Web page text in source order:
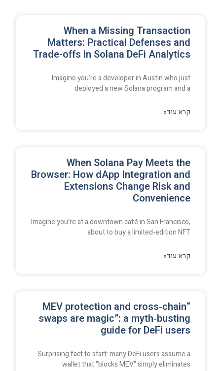
When a Missing Transaction
Matters: Practical Defenses and
Trade-offs in Solana DeFi Analytics
Imagine you’re a developer in Austin who just
deployed a new Solana program and a
קרא עוד»
When Solana Pay Meets the
Browser: How dApp Integration and
Extensions Change Risk and
Convenience
Imagine you’re at a downtown café in San Francisco,
about to buy a limited-edition NFT
קרא עוד»
“MEV protection and cross‑chain
swaps are magic”: a myth‑busting
guide for DeFi users
Surprising fact to start: many DeFi users assume a
wallet that "blocks MEV" simply eliminates